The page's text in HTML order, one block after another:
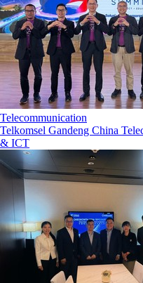
Telecommunication
Telkomsel Gandeng China
& ICT